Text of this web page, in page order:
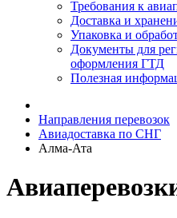
Требования к
Доставка и
Упаковка и
Документы для
оформления ГТД
Полезная
Направления перевозок
Авиадоставка по СНГ
Алма-Ата